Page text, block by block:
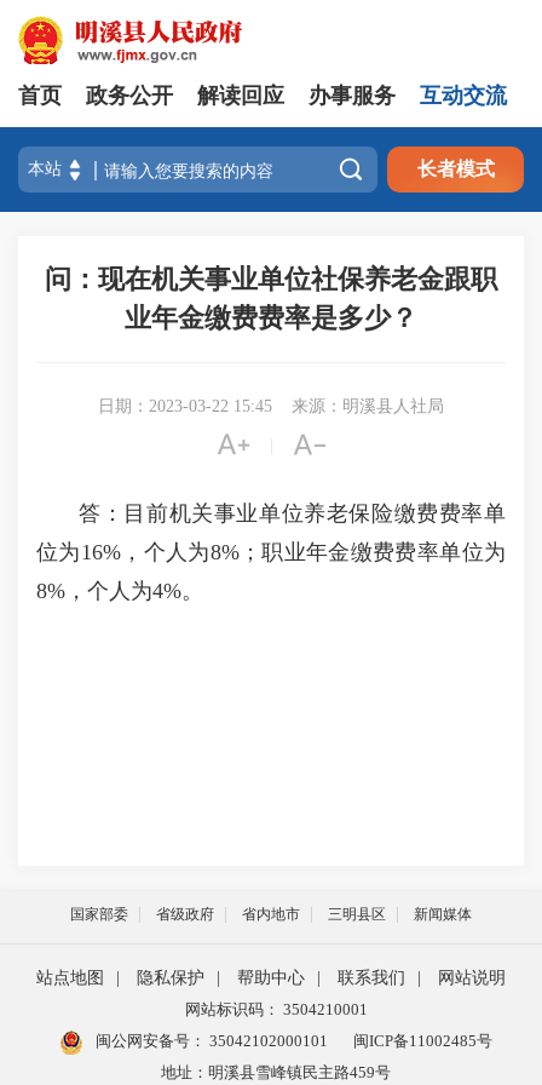
首页 政务公开 解读回应 办事服务 互动交流
 长者模式
问：现在机关事业单位社保养老金跟职
业年金缴费费率是多少？
日期：2023-03-22 15:45 来源：明溪县人社局
 
答：目前机关事业单位养老保险缴费费率单
位为16%，个人为8%；职业年金缴费费率单位为
8%，个人为4%。
国家部委 省级政府 省内地市 三明县区 新闻媒体
站点地图 隐私保护 帮助中心 联系我们
网站说明
网站标识码： 3504210001
闽公网安备号： 35042102000101
闽ICP备11002485号
地址：明溪县雪峰镇民主路459号